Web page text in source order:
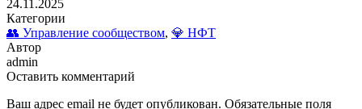
24.11.2025
Категории
👥 Управление сообществом, 💎 НФТ
Автор
admin
Оставить комментарий
Ваш адрес email не будет опубликован. Обязательные поля